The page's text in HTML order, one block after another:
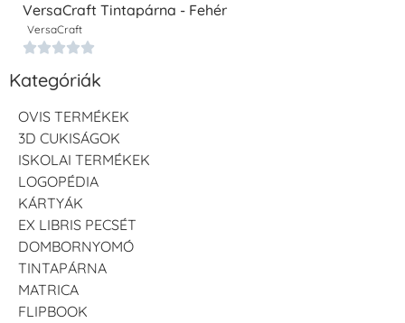
VersaCraft Tintapárna - Fehér
VersaCraft

Kategóriák
OVIS TERMÉKEK
3D CUKISÁGOK
ISKOLAI TERMÉKEK
LOGOPÉDIA
KÁRTYÁK
EX LIBRIS PECSÉT
DOMBORNYOMÓ
TINTAPÁRNA
MATRICA
FLIPBOOK